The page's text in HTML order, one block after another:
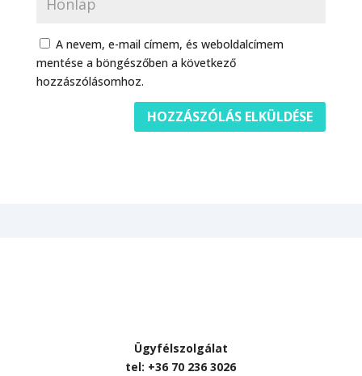
A nevem, e-mail címem, és weboldalcímem
mentése a böngészőben a következő
hozzászólásomhoz.
Ügyfélszolgálat
tel: +36 70 236 3026